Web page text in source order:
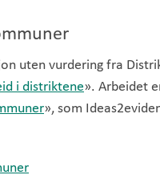
uten vurdering fra
i distriktene». Arbeidet
», som